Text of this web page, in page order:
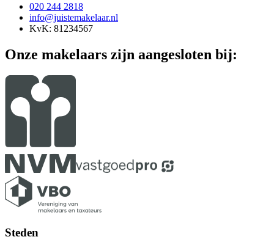
020 244 2818
info@juistemakelaar.nl
KvK: 81234567
Onze makelaars zijn aangesloten bij:
Steden